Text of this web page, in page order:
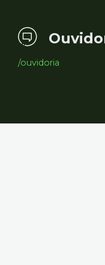
/ouvidoria